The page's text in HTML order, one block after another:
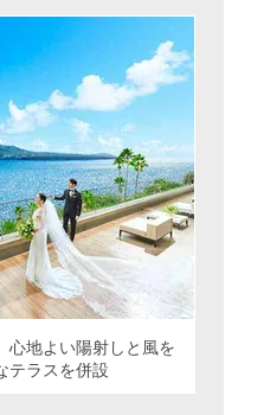
心地よい陽射しと風を
テラスを併設